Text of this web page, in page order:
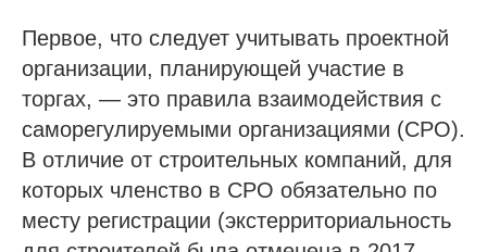
Первое, что следует учитывать проектной
организации, планирующей участие в
торгах, — это правила взаимодействия с
саморегулируемыми организациями (СРО).
В отличие от строительных компаний, для
которых членство в СРО обязательно по
месту регистрации (экстерриториальность